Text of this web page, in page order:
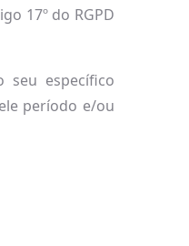
17º do RGPD
seu específico
período e/ou